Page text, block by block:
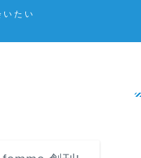
たい